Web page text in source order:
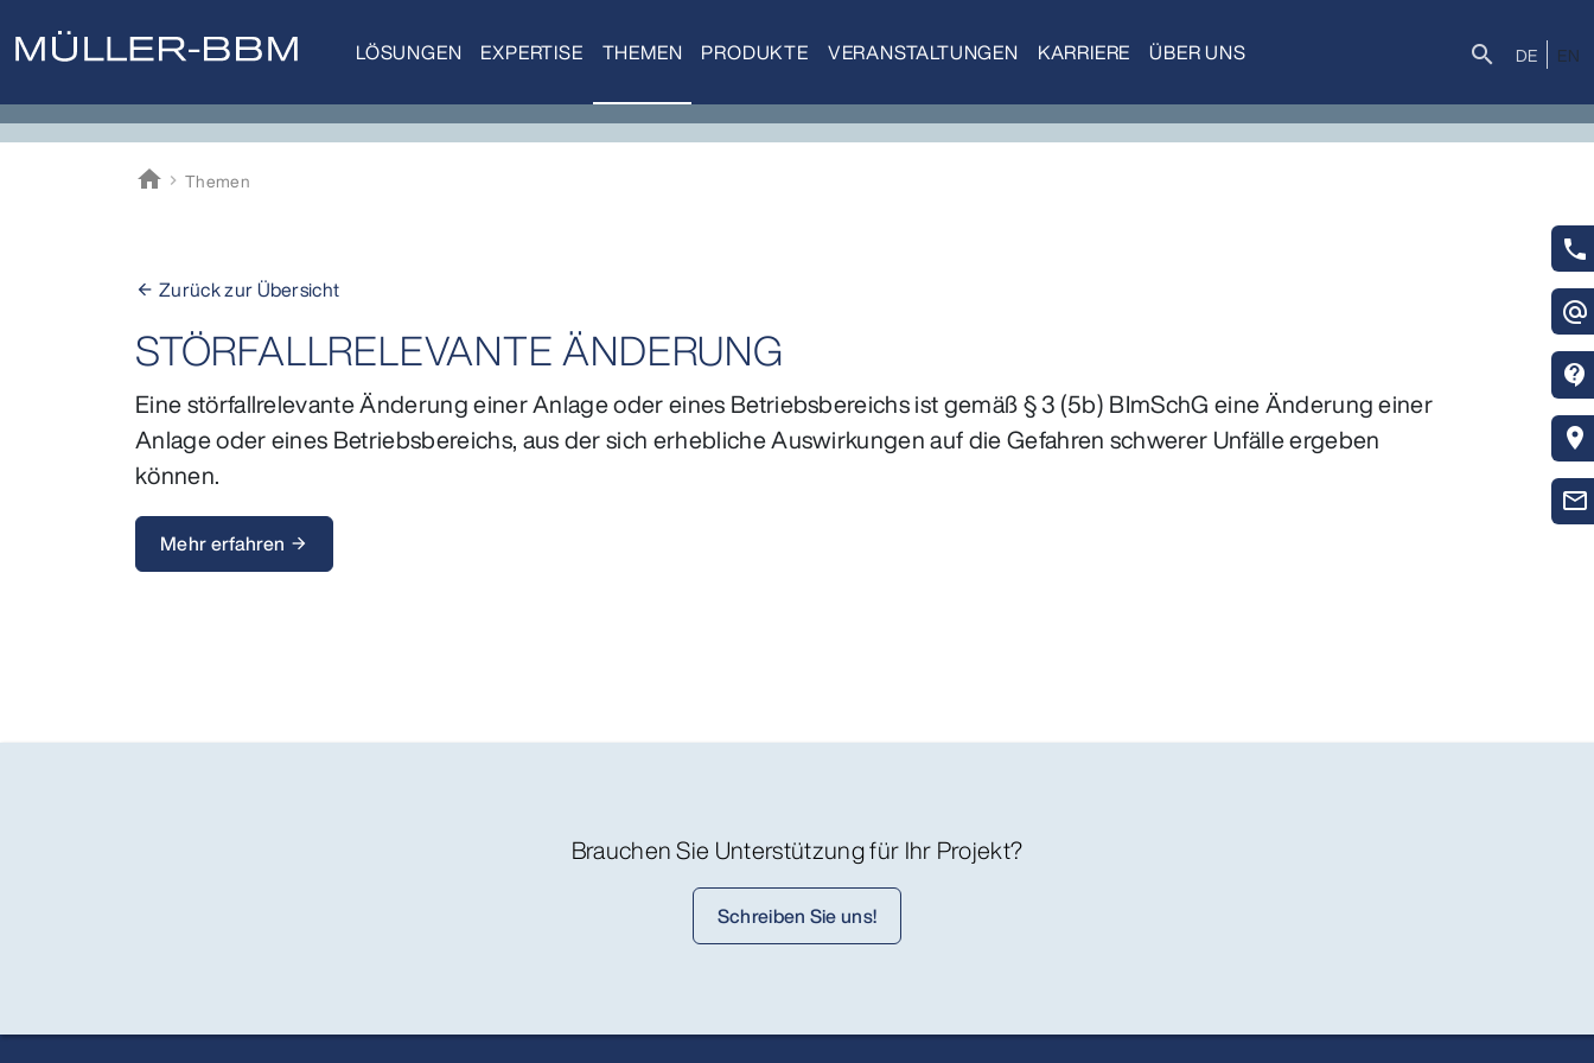
LÖSUNGEN EXPERTISE THEMEN PRODUKTE VERANSTALTUNGEN KARRIERE ÜBER UNS Suche
search DE EN
phone
alternate_email
contact_support
location_on
mail_outline
home
Müller-BBM
Themen
arrow_back Zurück zur Übersicht
STÖRFALLRELEVANTE ÄNDERUNG
Eine störfallrelevante Änderung einer Anlage oder eines Betriebsbereichs ist gemäß § 3 (5b) BImSchG eine Änderung einer
Anlage oder eines Betriebsbereichs, aus der sich erhebliche Auswirkungen auf die Gefahren schwerer Unfälle ergeben
können.
Mehr erfahren arrow_forward
Brauchen Sie Unterstützung für Ihr Projekt?
Schreiben Sie uns!